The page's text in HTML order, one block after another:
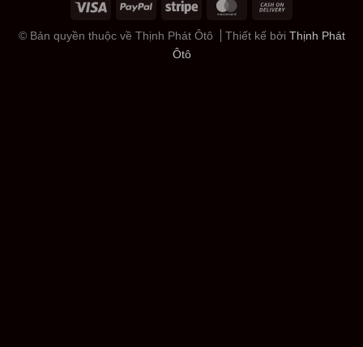
© Bản quyền thuộc về Thịnh Phát Ôtô Thiết kế bởi Thịnh Phát
Ôtô